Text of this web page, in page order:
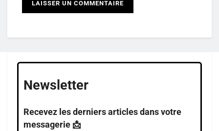
Newsletter
Recevez les derniers articles dans votre
messagerie 📩